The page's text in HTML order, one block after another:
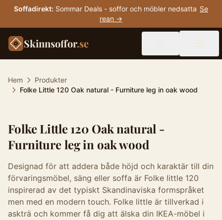
Soffadirekt: Sommar Deals - soffor och möbler nedsatta Se
rean →
Skinnsoffor.se
Hem
Produkter
Folke Little 120 Oak natural - Furniture leg in oak wood
Folke Little 120 Oak natural -
Furniture leg in oak wood
Designad för att addera både höjd och karaktär till din
förvaringsmöbel, säng eller soffa är Folke little 120
inspirerad av det typiskt Skandinaviska formspråket
men med en modern touch. Folke little är tillverkad i
askträ och kommer få dig att älska din IKEA-möbel i